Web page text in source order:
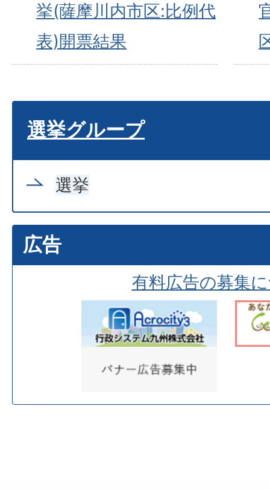
挙(薩摩川内市区:比例代
表)開票結果
選挙グループ
選挙
広告
有料広告の募集